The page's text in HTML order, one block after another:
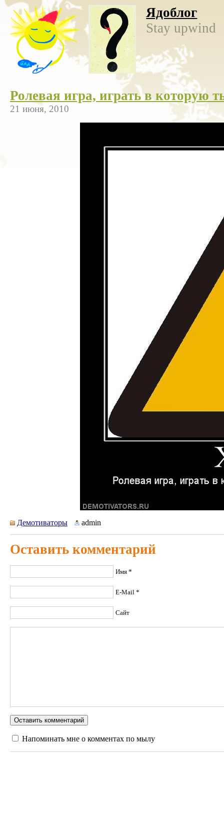
Ядоблог
Stay upwind
Ролевая игра, играть в которую
21 июня, 2010
Демотиваторы admin
Оставить комментарий
Имя *
E-Mail *
Сайт
Напоминать мне о комментах по мылу